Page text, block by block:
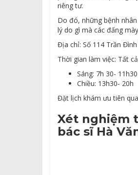
riêng tư.
Do đó, những bệnh
lý do gì mà các đấng
Địa chỉ: Số 114 Trần
Thời gian làm việc: Tất
Sáng: 7h 30- 11h30
Chiều: 13h30- 20h
Đặt lịch khám ưu tiên
Xét nghiệm
bác sĩ Hà